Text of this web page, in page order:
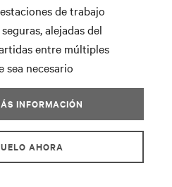
de trabajo
alejadas del
entre múltiples
sea necesario
INFORMACIÓN
AHORA